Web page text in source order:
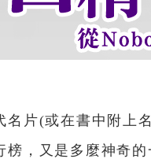
名片(或在書中附上
榜，又是多麼神奇